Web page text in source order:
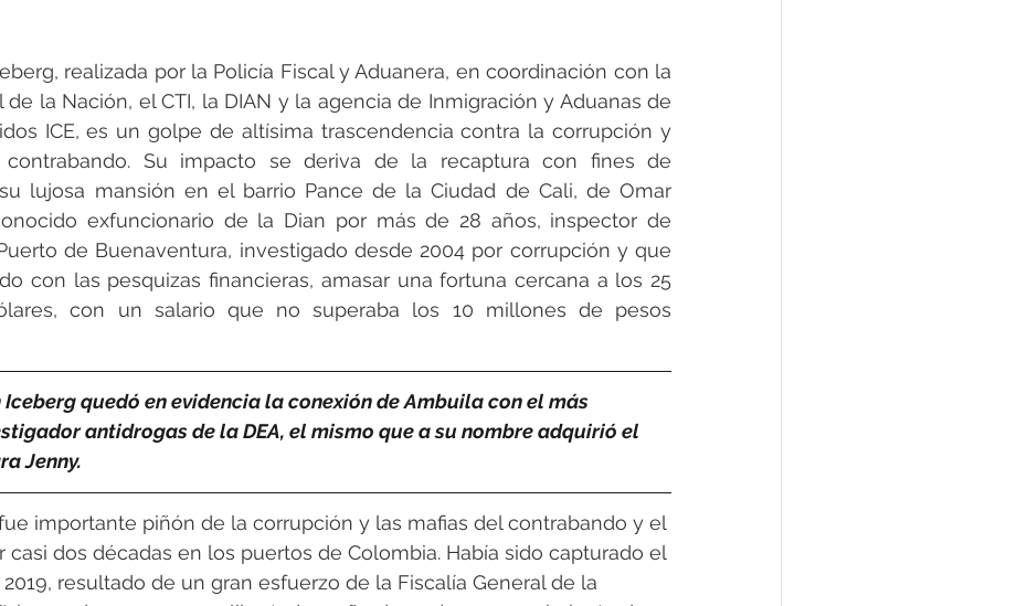
realizada por la Policía Fiscal y Aduanera, en coordinación con la
de la Nación, el CTI, la DIAN y la agencia de Inmigración y Aduanas de
ICE, es un golpe de altísima trascendencia contra la corrupción y
Su impacto se deriva de la recaptura con fines de
lujosa mansión en el barrio Pance de la Ciudad de Cali, de Omar
exfuncionario de la Dian por más de 28 años, inspector de
de Buenaventura, investigado desde 2004 por corrupción y que
con las pesquizas financieras, amasar una fortuna cercana a los 25
con un salario que no superaba los 10 millones de pesos
Iceberg quedó en evidencia la conexión de Ambuila con el más
antidrogas de la DEA, el mismo que a su nombre adquirió el
Jenny.
importante piñón de la corrupción y las mafias del contrabando y el
casi dos décadas en los puertos de Colombia. Había sido capturado el
resultado de un gran esfuerzo de la Fiscalía General de la